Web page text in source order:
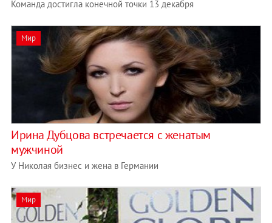
Команда достигла конечной точки 13 декабря
Мир
Ирина Дубцова встречается с женатым
мужчиной
У Николая бизнес и жена в Германии
Мир